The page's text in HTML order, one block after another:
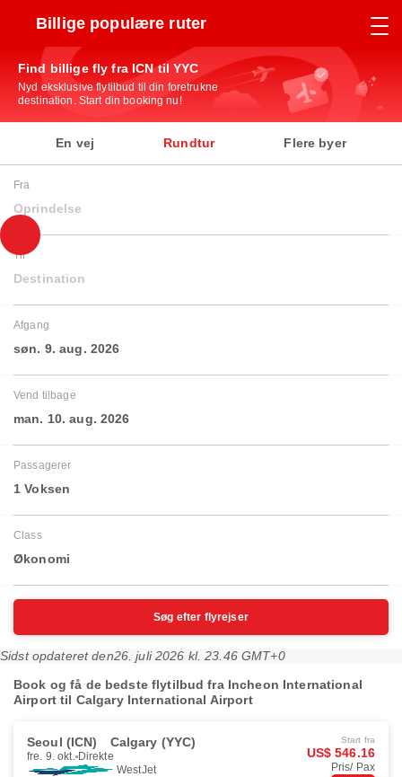
Billige populære ruter
Find billige fly fra ICN til YYC
Nyd eksklusive flytilbud til din foretrukne
destination. Start din booking nu!
En vej Rundtur Flere byer
Fra
Oprindelse
Til
Destination
Afgang
søn. 9. aug. 2026
Vend tilbage
man. 10. aug. 2026
Passagerer
1 Voksen
Class
Økonomi
Søg efter flyrejser
Sidst opdateret den26. juli 2026 kl. 23.46 GMT+0
Book og få de bedste flytilbud fra Incheon International
Airport til Calgary International Airport
Seoul (ICN) Calgary (YYC)
fre. 9. okt. Direkte
WestJet
Start fra
US$ 546.16
Pris/ Pax